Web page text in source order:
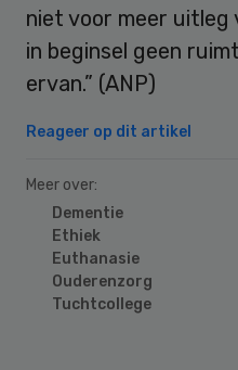
niet voor meer uitleg
in beginsel geen
ervan.” (ANP)
Reageer op dit artikel
Meer over:
Dementie
Ethiek
Euthanasie
Ouderenzorg
Tuchtcollege